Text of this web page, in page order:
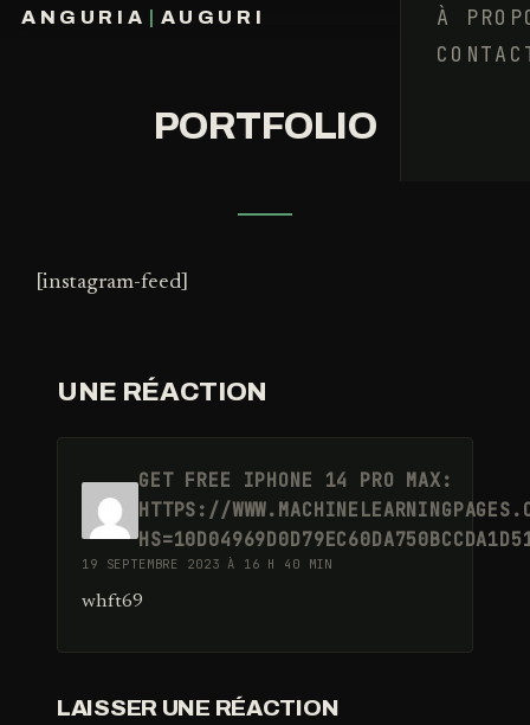
ANGURIA AUGURI
À
PORTFOLIO
[instagram-feed]
UNE RÉACTION
GET FREE IPHONE 14 PRO MAX:
HTTPS://
19 SEPTEMBRE 2023 À 16 H 40 MIN
whft69
LAISSER UNE RÉACTION